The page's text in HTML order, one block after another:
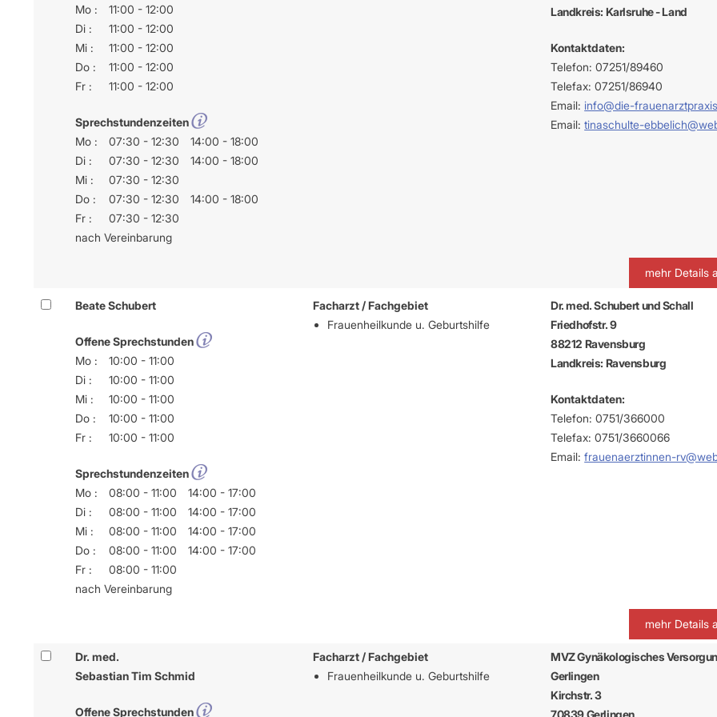
Mo :
11:00 - 12:00
Di :
11:00 - 12:00
Mi :
11:00 - 12:00
Do :
11:00 - 12:00
Fr :
11:00 - 12:00
Sprechstundenzeiten
Mo :
07:30 - 12:30
14:00 - 18:00
Di :
07:30 - 12:30
14:00 - 18:00
Mi :
07:30 - 12:30
Do :
07:30 - 12:30
14:00 - 18:00
Fr :
07:30 - 12:30
nach Vereinbarung
Landkreis: Karlsruhe - Land
Kontaktdaten:
Telefon: 07251/89460
Telefax: 07251/86940
Email:info@die-
Email:tinaschulte-
mehr Details
Beate Schubert
Offene Sprechstunden
Mo :
10:00 - 11:00
Di :
10:00 - 11:00
Mi :
10:00 - 11:00
Do :
10:00 - 11:00
Fr :
10:00 - 11:00
Sprechstundenzeiten
Mo :
08:00 - 11:00
14:00 - 17:00
Di :
08:00 - 11:00
14:00 - 17:00
Mi :
08:00 - 11:00
14:00 - 17:00
Do :
08:00 - 11:00
14:00 - 17:00
Fr :
08:00 - 11:00
nach Vereinbarung
Facharzt / Fachgebiet
Frauenheilkunde u. Geburtshilfe
Dr. med. Schubert und Schall
Friedhofstr. 9
88212 Ravensburg
Landkreis: Ravensburg
Kontaktdaten:
Telefon: 0751/366000
Telefax: 0751/3660066
Email:frauenaerztinnen-
mehr Details
Dr. med.
Sebastian Tim Schmid
Offene Sprechstunden
Facharzt / Fachgebiet
Frauenheilkunde u. Geburtshilfe
MVZ Gynäkologisches
Gerlingen
Kirchstr. 3
70839 Gerlingen